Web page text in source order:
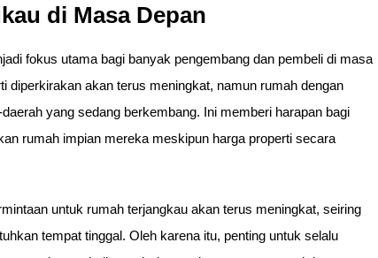
di Masa Depan
fokus utama bagi banyak pengembang dan pembeli di masa
diperkirakan akan terus meningkat, namun rumah dengan
yang sedang berkembang. Ini memberi harapan bagi
rumah impian mereka meskipun harga properti secara
untuk rumah terjangkau akan terus meningkat, seiring
tempat tinggal. Oleh karena itu, penting untuk selalu